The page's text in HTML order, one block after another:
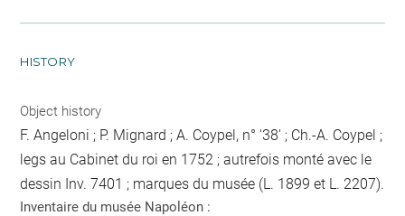
HISTORY
Object history
F. Angeloni ; P. Mignard ; A. Coypel, n° '38' ; Ch.-A. Coypel ;
legs au Cabinet du roi en 1752 ; autrefois monté avec le
dessin Inv. 7401 ; marques du musée (L. 1899 et L. 2207).
Inventaire du musée Napoléon :